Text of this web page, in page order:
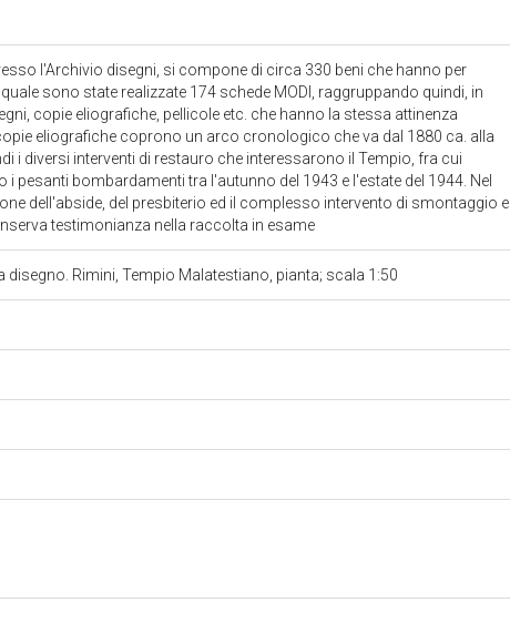
l'Archivio disegni, si compone di circa 330 beni che hanno per
sono state realizzate 174 schede MODI, raggruppando quindi, in
copie eliografiche, pellicole etc. che hanno la stessa attinenza
eliografiche coprono un arco cronologico che va dal 1880 ca. alla
i diversi interventi di restauro che interessarono il Tempio, fra cui
pesanti bombardamenti tra l'autunno del 1943 e l'estate del 1944. Nel
dell'abside, del presbiterio ed il complesso intervento di smontaggio e
testimonianza nella raccolta in esame
Rimini, Tempio Malatestiano, pianta; scala 1:50